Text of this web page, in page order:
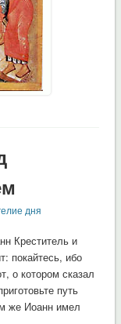
дня
Креститель и
покайтесь, ибо
о котором сказал
путь
же Иоанн имел